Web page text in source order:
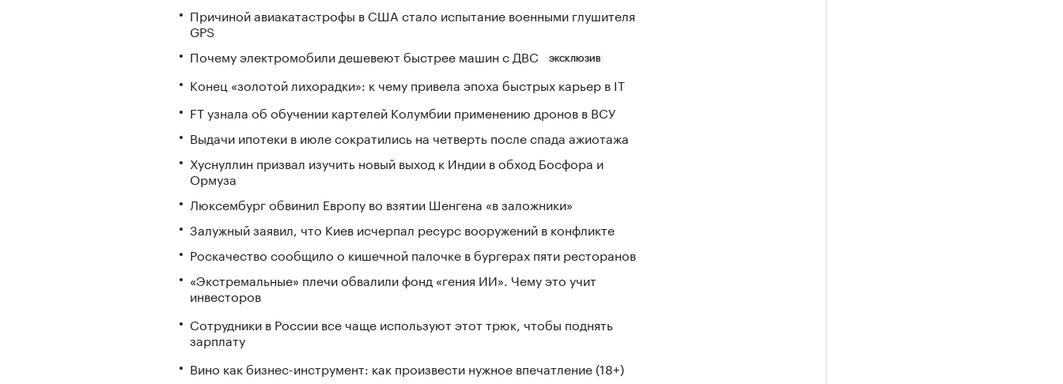
Причиной авиакатастрофы в США стало испытание военными глушителя
GPS
Почему электромобили дешевеют быстрее машин с ДВС
ЭКСКЛЮЗИВ
Конец «золотой лихорадки»: к чему привела эпоха быстрых карьер в IT
FT узнала об обучении картелей Колумбии применению дронов в ВСУ
Выдачи ипотеки в июле сократились на четверть после спада ажиотажа
Хуснуллин призвал изучить новый выход к Индии в обход Босфора и
Ормуза
Люксембург обвинил Европу во взятии Шенгена «в заложники»
Залужный заявил, что Киев исчерпал ресурс вооружений в конфликте
Роскачество сообщило о кишечной палочке в бургерах пяти ресторанов
«Экстремальные» плечи обвалили фонд «гения ИИ». Чему это учит
инвесторов
Сотрудники в России все чаще используют этот трюк, чтобы поднять
зарплату
Вино как бизнес-инструмент: как произвести нужное впечатление (18+)